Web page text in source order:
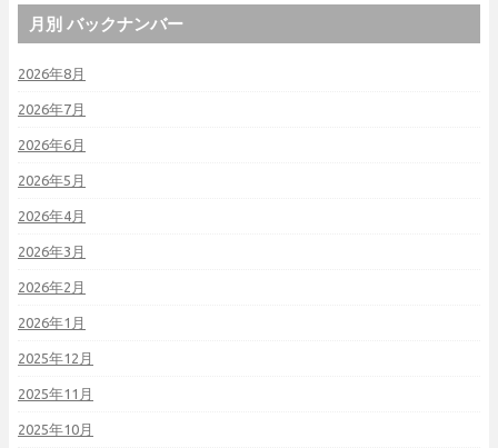
月別 バックナンバー
2026年8月
2026年7月
2026年6月
2026年5月
2026年4月
2026年3月
2026年2月
2026年1月
2025年12月
2025年11月
2025年10月